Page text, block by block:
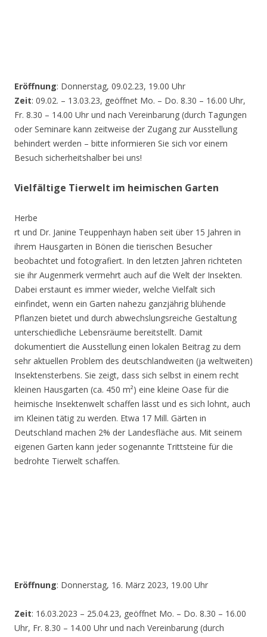
Eröffnung: Donnerstag, 09.02.23, 19.00 Uhr
Zeit: 09.02. – 13.03.23, geöffnet Mo. – Do. 8.30 – 16.00 Uhr,
Fr. 8.30 – 14.00 Uhr und nach Vereinbarung (durch Tagungen
oder Seminare kann zeitweise der Zugang zur Ausstellung
behindert werden – bitte informieren Sie sich vor einem
Besuch sicherheitshalber bei uns!
Vielfältige Tierwelt im heimischen Garten
Herbe
rt und Dr. Janine Teuppenhayn haben seit über 15 Jahren in
ihrem Hausgarten in Bönen die tierischen Besucher
beobachtet und fotografiert. In den letzten Jahren richteten
sie ihr Augenmerk vermehrt auch auf die Welt der Insekten.
Dabei erstaunt es immer wieder, welche Vielfalt sich
einfindet, wenn ein Garten nahezu ganzjährig blühende
Pflanzen bietet und durch abwechslungsreiche Gestaltung
unterschiedliche Lebensräume bereitstellt. Damit
dokumentiert die Ausstellung einen lokalen Beitrag zu dem
sehr aktuellen Problem des deutschlandweiten (ja weltweiten)
Insektensterbens. Sie zeigt, dass sich selbst in einem recht
kleinen Hausgarten (ca. 450 m²) eine kleine Oase für die
heimische Insektenwelt schaffen lässt und es sich lohnt, auch
im Kleinen tätig zu werden. Etwa 17 Mill. Gärten in
Deutschland machen 2% der Landesfläche aus. Mit seinem
eigenen Garten kann jeder sogenannte Trittsteine für die
bedrohte Tierwelt schaffen.
Eröffnung: Donnerstag, 16. März 2023, 19.00 Uhr
Zeit: 16.03.2023 – 25.04.23, geöffnet Mo. – Do. 8.30 – 16.00
Uhr, Fr. 8.30 – 14.00 Uhr und nach Vereinbarung (durch